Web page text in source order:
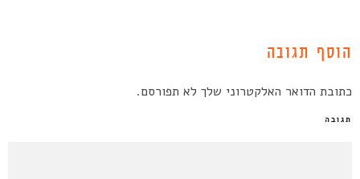
הוסף תגובה
כתובת הדואר האלקטרוני שלך לא תפורסם.
תגובה